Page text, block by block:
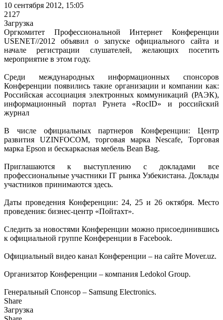
10 сентября 2012, 15:05
2127
Загрузка
Оргкомитет Профессиональной Интернет Конференции
USENET//2012 объявил о запуске официального сайта и
начале регистрации слушателей, желающих посетить
мероприятие в этом году.
Среди международных информационных спонсоров
Конференции появились такие организации и компании как:
Российская ассоциация электронных коммуникаций (РАЭК),
информационный портал Рунета «RocID» и российский
журнал
В числе официальных партнеров Конференции: Центр
развития UZINFOCOM, торговая марка Nescafe, Торговая
марка Epson и бескаркасная мебель Bean Bag.
Приглашаются к выступлению с докладами все
профессиональные участники IT рынка Узбекистана. Доклады
участников принимаются здесь.
Даты проведения Конференции: 24, 25 и 26 октября. Место
проведения: бизнес-центр «Пойтахт».
Следить за новостями Конференции можно присоединившись
к официальной группе Конференции в Facebook.
Официальный видео канал Конференции – на сайте Mover.uz.
Организатор Конференции – компания Ledokol Group.
Генеральный Спонсор – Samsung Electronics.
Share
Загрузка